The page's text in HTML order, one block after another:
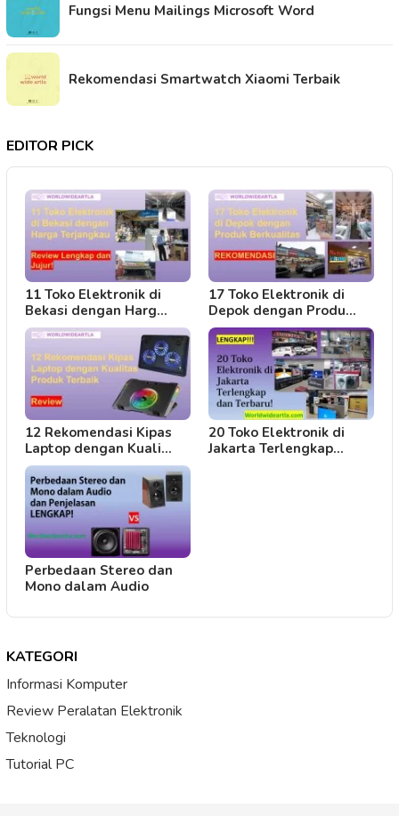
Fungsi Menu Mailings Microsoft Word
Rekomendasi Smartwatch Xiaomi Terbaik
EDITOR PICK
11 Toko Elektronik di
Bekasi dengan Harg…
17 Toko Elektronik di
Depok dengan Produ…
12 Rekomendasi Kipas
Laptop dengan Kuali…
20 Toko Elektronik di
Jakarta Terlengkap…
Perbedaan Stereo dan
Mono dalam Audio
KATEGORI
Informasi Komputer
Review Peralatan Elektronik
Teknologi
Tutorial PC